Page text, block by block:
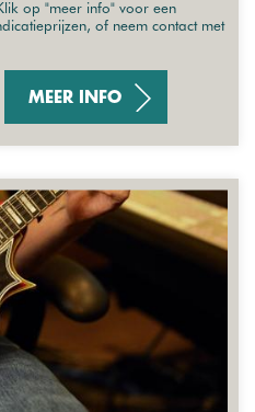
op "meer info" voor een
of neem contact met
MEER INFO